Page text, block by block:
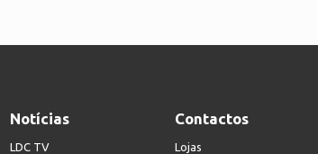
Notícias
LDC TV
Contactos
Lojas